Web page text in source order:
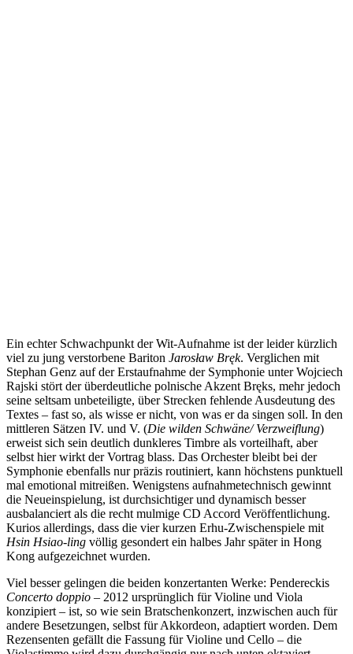
Ein echter Schwachpunkt der Wit-Aufnahme ist der leider kürzlich
viel zu jung verstorbene Bariton Jarosław Bręk. Verglichen mit
Stephan Genz auf der Erstaufnahme der Symphonie unter Wojciech
Rajski stört der überdeutliche polnische Akzent Bręks, mehr jedoch
seine seltsam unbeteiligte, über Strecken fehlende Ausdeutung des
Textes – fast so, als wisse er nicht, von was er da singen soll. In den
mittleren Sätzen IV. und V. (Die wilden Schwäne/ Verzweiflung)
erweist sich sein deutlich dunkleres Timbre als vorteilhaft, aber
selbst hier wirkt der Vortrag blass. Das Orchester bleibt bei der
Symphonie ebenfalls nur präzis routiniert, kann höchstens punktuell
mal emotional mitreißen. Wenigstens aufnahmetechnisch gewinnt
die Neueinspielung, ist durchsichtiger und dynamisch besser
ausbalanciert als die recht mulmige CD Accord Veröffentlichung.
Kurios allerdings, dass die vier kurzen Erhu-Zwischenspiele mit
Hsin Hsiao-ling völlig gesondert ein halbes Jahr später in Hong
Kong aufgezeichnet wurden.
Viel besser gelingen die beiden konzertanten Werke: Pendereckis
Concerto doppio – 2012 ursprünglich für Violine und Viola
konzipiert – ist, so wie sein Bratschenkonzert, inzwischen auch für
andere Besetzungen, selbst für Akkordeon, adaptiert worden. Dem
Rezensenten gefällt die Fassung für Violine und Cello – die